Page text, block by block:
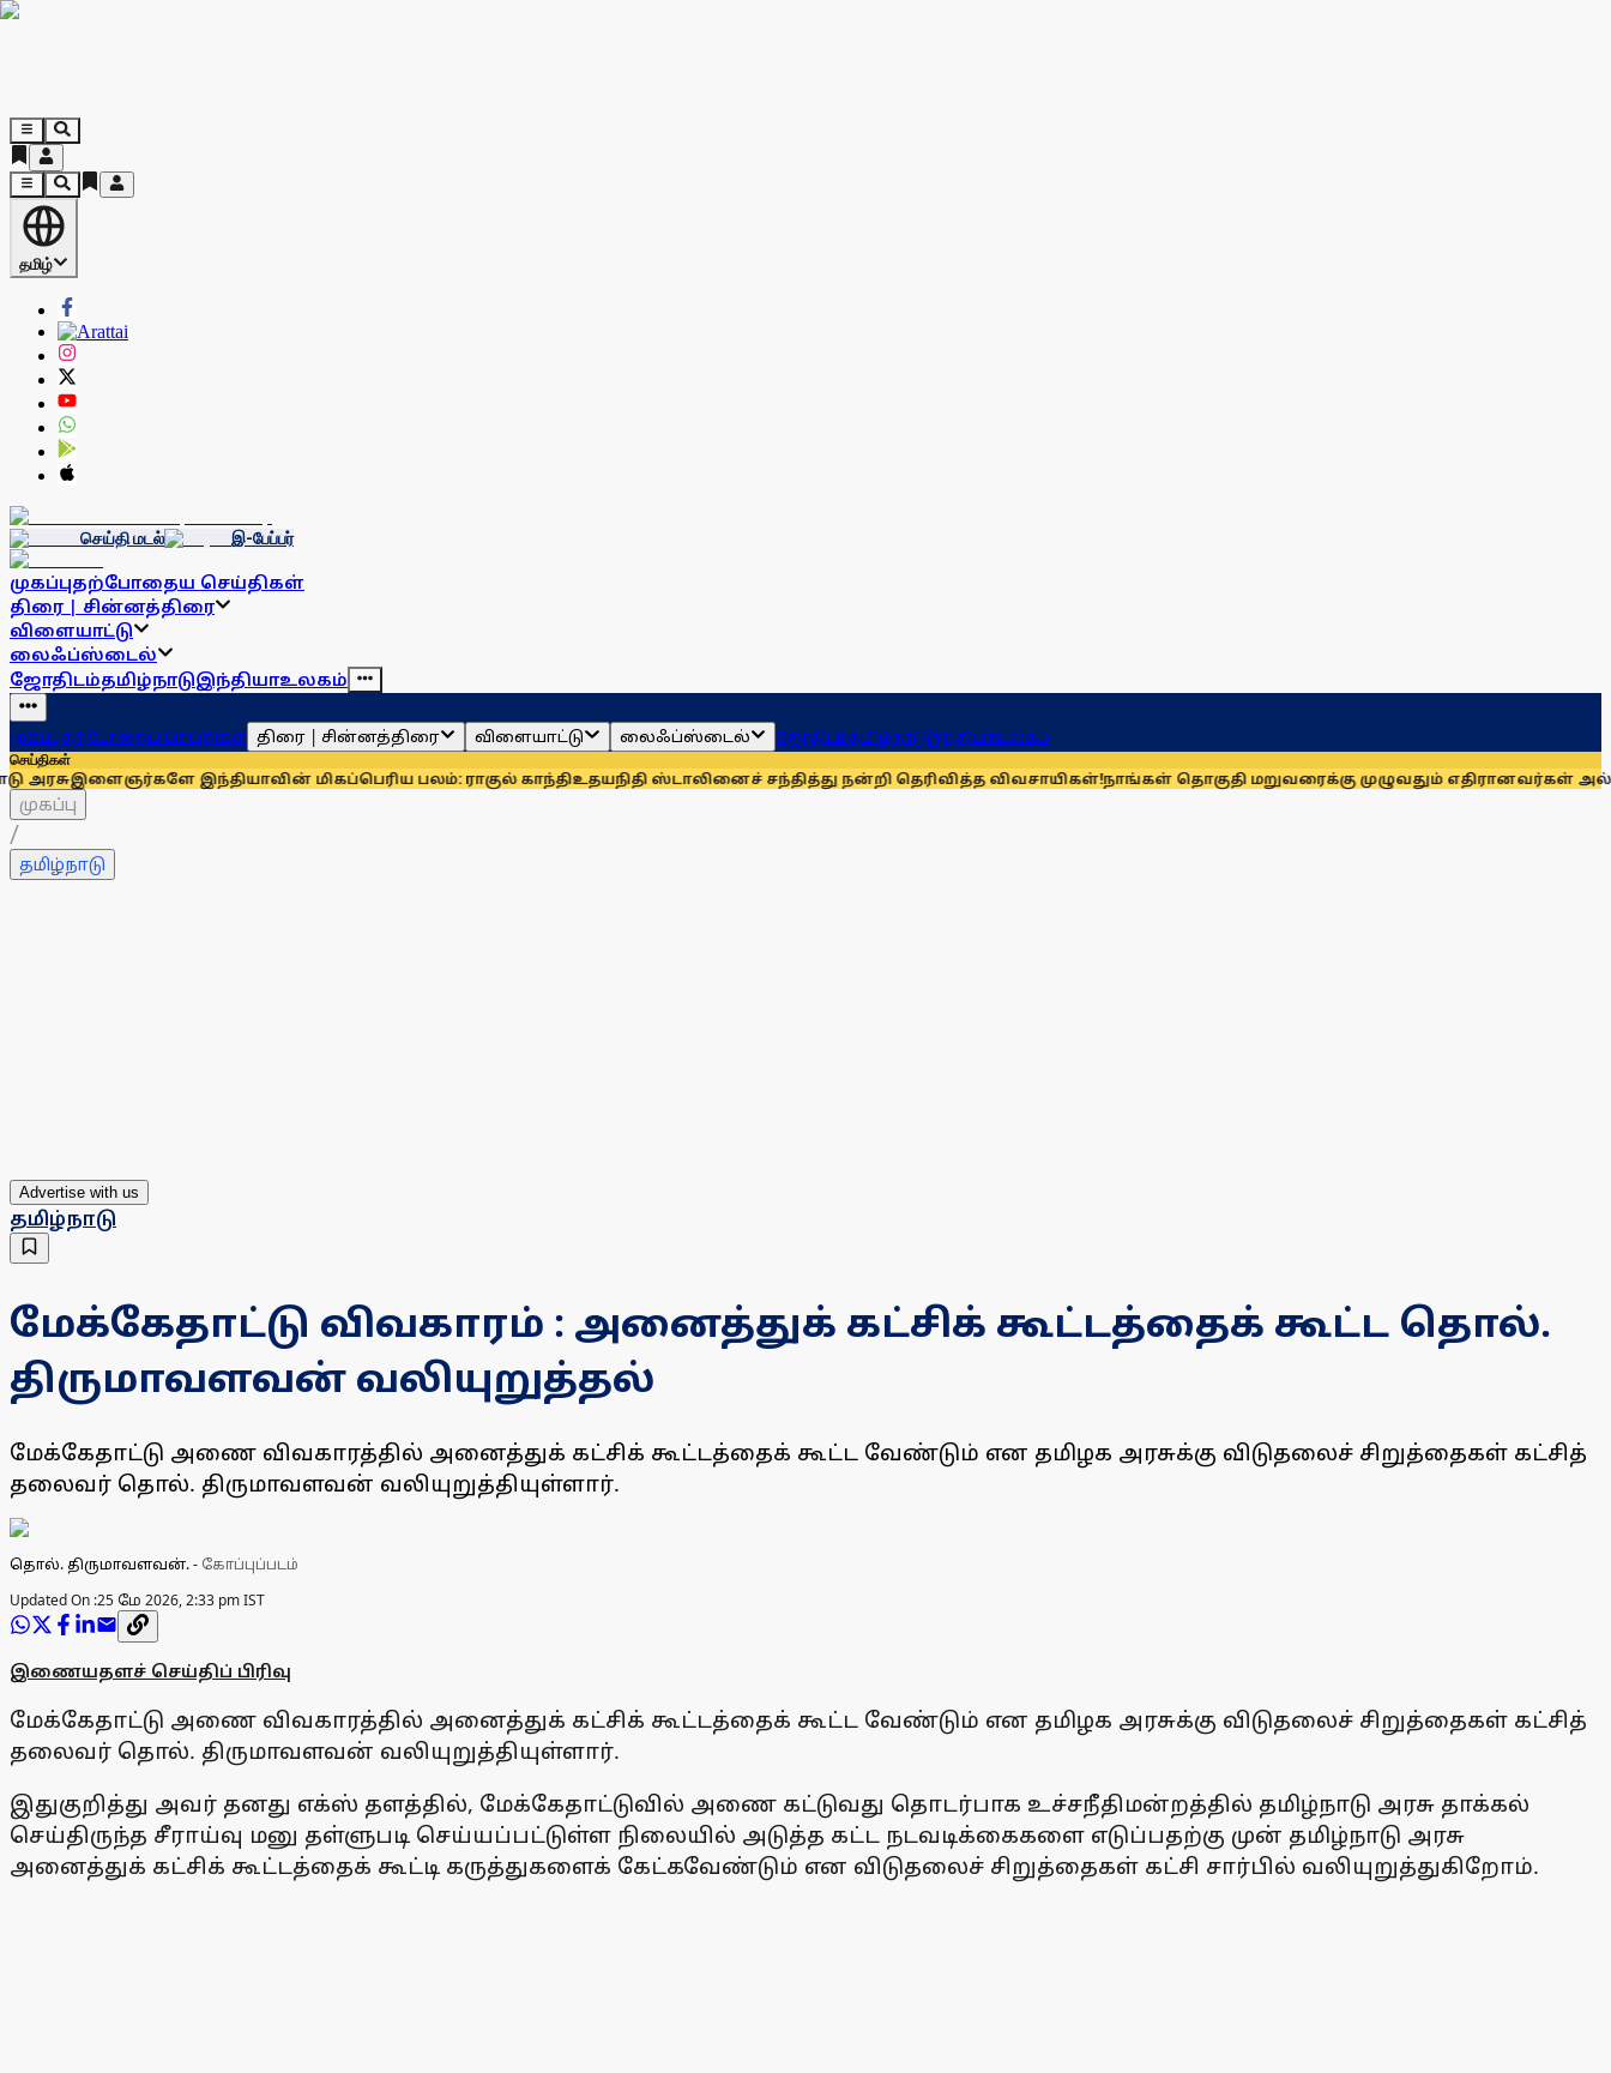
தமிழ்
செய்தி மடல் இ-பேப்பர்
முகப்புதற்போதைய செய்திகள்
திரை | சின்னத்திரை
விளையாட்டு
லைஃப்ஸ்டைல்
ஜோதிடம்தமிழ்நாடுஇந்தியாஉலகம்
முகப்புதற்போதைய செய்திகள் திரை | சின்னத்திரை விளையாட்டு லைஃப்ஸ்டைல் ஜோதிடம்தமிழ்நாடுஇந்தியாஉலகம்
செய்திகள்
இந்தியாவின் மிகப்பெரிய பலம்: ராகுல் காந்திஉதயநிதி ஸ்டாலினைச் சந்தித்து நன்றி தெரிவித்த விவசாயிகள்!நாங்கள் தொகுதி மறுவரைக்கு முழுவதும் எதிரானவர்கள் அல்லர்:
முகப்பு
/
தமிழ்நாடு
Advertise with us
தமிழ்நாடு
மேக்கேதாட்டு விவகாரம் : அனைத்துக் கட்சிக் கூட்டத்தைக் கூட்ட தொல்.
திருமாவளவன் வலியுறுத்தல்
மேக்கேதாட்டு அணை விவகாரத்தில் அனைத்துக் கட்சிக் கூட்டத்தைக் கூட்ட வேண்டும் என தமிழக அரசுக்கு விடுதலைச் சிறுத்தைகள் கட்சித்
தலைவர் தொல். திருமாவளவன் வலியுறுத்தியுள்ளார்.
தொல். திருமாவளவன்.- கோப்புப்படம்
Updated On :25 மே 2026, 2:33 pm IST
இணையதளச் செய்திப் பிரிவு
மேக்கேதாட்டு அணை விவகாரத்தில் அனைத்துக் கட்சிக் கூட்டத்தைக் கூட்ட வேண்டும் என தமிழக அரசுக்கு விடுதலைச் சிறுத்தைகள் கட்சித்
தலைவர் தொல். திருமாவளவன் வலியுறுத்தியுள்ளார்.
இதுகுறித்து அவர் தனது எக்ஸ் தளத்தில், மேக்கேதாட்டுவில் அணை கட்டுவது தொடர்பாக உச்சநீதிமன்றத்தில் தமிழ்நாடு அரசு தாக்கல்
செய்திருந்த சீராய்வு மனு தள்ளுபடி செய்யப்பட்டுள்ள நிலையில் அடுத்த கட்ட நடவடிக்கைகளை எடுப்பதற்கு முன் தமிழ்நாடு அரசு
அனைத்துக் கட்சிக் கூட்டத்தைக் கூட்டி கருத்துகளைக் கேட்கவேண்டும் என விடுதலைச் சிறுத்தைகள் கட்சி சார்பில் வலியுறுத்துகிறோம்.